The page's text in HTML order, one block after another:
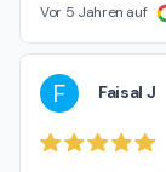
Vor 5 Jahren auf
F Faisal J